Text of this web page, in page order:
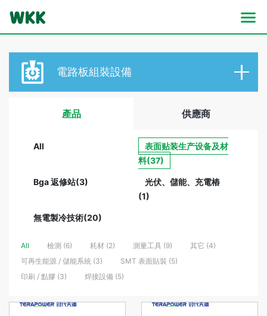
電路板組裝設備
產品 供應商
All
表面贴装生产设备及材
料(37)
All 檢測 (6) 耗材 (2) 測量工具 (9)
其它 (4)
可再生能源 / 儲能系統 (3)
SMT 表面貼裝 (5)
印刷 / 點膠 (3)
焊接設備 (5)
Bga 返修站(3)
光伏、儲能、充電樁
(1)
無電製冷技術(20)